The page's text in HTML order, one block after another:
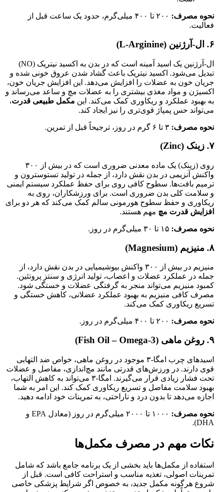
نحوه مصرف:
۲۰۰ تا ۴۰۰ میلی‌گرم، حدود یک ساعت قبل از
فعالیت.
۶. ال-آرژنین (L-Arginine)
ال-آرژنین یک اسید آمینه است که در بدن به اکسید نیتریک (NO)
تبدیل می‌شود. اکسید نیتریک باعث گشاد شدن عروق خونی شده و
جریان خون به عضلات را افزایش می‌دهد. این افزایش جریان خون،
اکسیژن و مواد مغذی بیشتری را به عضلات مچ و ساعد می‌رساند و
به بهبود عملکرد و ریکاوری کمک می‌کند. این مکمل طبیعی قدرت،
می‌تواند حس پمپاژ قوی‌تری را نیز ایجاد کند.
نحوه مصرف:
۷. زینک (Zinc)
روی (زینک) یک ماده معدنی ضروری است که در بیش از ۳۰۰
واکنش آنزیمی در بدن نقش دارد، از جمله در تولید تستوسترون و
ترمیم بافت‌ها. سطوح کافی روی برای حفظ عملکرد سیستم ایمنی
و سلامت کلی بدن ضروری است. برای ورزشکاران، روی به
ریکاوری و حفظ سطوح هورمونی سالم کمک می‌کند که هر دو برای
افزایش قدرت مچ مهم هستند.
نحوه مصرف:
۸. منیزیم (Magnesium)
منیزیم در بیش از ۳۰۰ واکنش بیوشیمیایی در بدن نقش دارد، از
جمله در عملکرد عضلات و اعصاب، تولید انرژی و سنتز پروتئین.
کمبود منیزیم می‌تواند منجر به گرفتگی عضلات و خستگی شود.
مصرف کافی منیزیم به بهبود عملکرد عضلانی، کاهش خستگی و
تسریع ریکاوری کمک می‌کند.
نحوه مصرف:
۹. روغن ماهی (Fish Oil – Omega-3)
اسیدهای چرب امگا-۳ موجود در روغن ماهی، خواص ضد التهابی
قوی دارند. در ورزش‌های قدرتی مانند مچ‌اندازی، مفاصل و عضلات
تحت فشار زیادی قرار می‌گیرند. امگا-۳ می‌تواند به کاهش التهاب،
بهبود سلامت مفاصل و تسریع ریکاوری کمک کند. این امر به شما
اجازه می‌دهد تا بدون درد و ناراحتی، به تمرینات خود ادامه دهید.
نحوه مصرف:
۱۰۰۰ تا ۲۰۰۰ میلی‌گرم در روز (معادل EPA و
DHA).
نکات مهم در مصرف مکمل‌ها
استفاده از مکمل‌ها باید بخشی از یک برنامه جامع باشد که شامل
تمرینات اصولی، تغذیه مناسب و استراحت کافی است. قبل از
شروع هرگونه مکمل جدید، به خصوص اگر شرایط پزشکی خاصی